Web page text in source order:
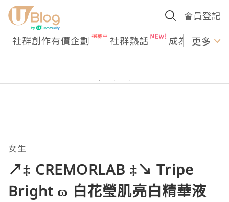
會員登記
社群創作有價企劃 社群熱話 成為U更多
女生
↗‡ CREMORLAB ‡↘ Tripe
Bright ɷ 白花瑩肌亮白精華液